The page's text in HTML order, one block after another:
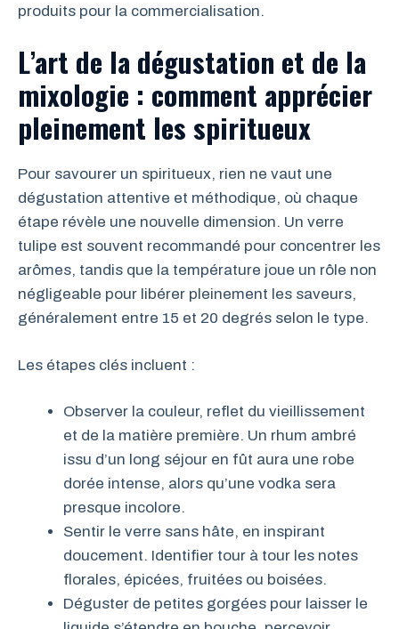
produits pour la commercialisation.
L’art de la dégustation et de la
mixologie : comment apprécier
pleinement les spiritueux
Pour savourer un spiritueux, rien ne vaut une
dégustation attentive et méthodique, où chaque
étape révèle une nouvelle dimension. Un verre
tulipe est souvent recommandé pour concentrer les
arômes, tandis que la température joue un rôle non
négligeable pour libérer pleinement les saveurs,
généralement entre 15 et 20 degrés selon le type.
Les étapes clés incluent :
Observer la couleur, reflet du vieillissement
et de la matière première. Un rhum ambré
issu d’un long séjour en fût aura une robe
dorée intense, alors qu’une vodka sera
presque incolore.
Sentir le verre sans hâte, en inspirant
doucement. Identifier tour à tour les notes
florales, épicées, fruitées ou boisées.
Déguster de petites gorgées pour laisser le